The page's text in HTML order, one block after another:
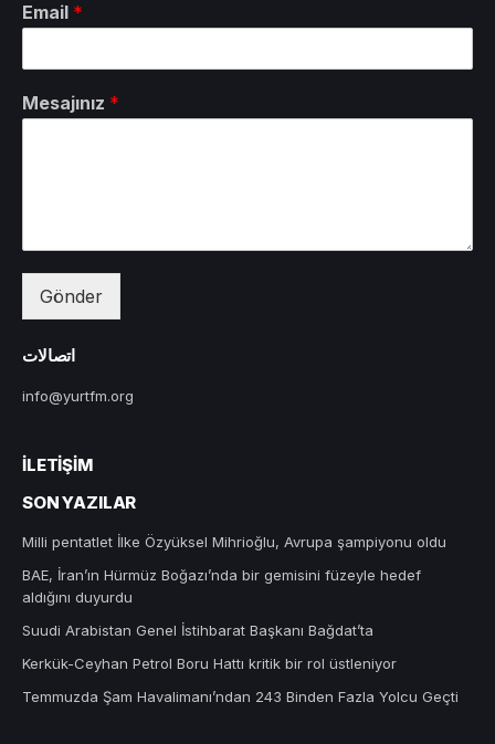
Email *
Mesajınız *
Gönder
اتصالات
info@yurtfm.org
İLETIŞIM
SON YAZILAR
Milli pentatlet İlke Özyüksel Mihrioğlu, Avrupa şampiyonu oldu
BAE, İran’ın Hürmüz Boğazı’nda bir gemisini füzeyle hedef
aldığını duyurdu
Suudi Arabistan Genel İstihbarat Başkanı Bağdat’ta
Kerkük-Ceyhan Petrol Boru Hattı kritik bir rol üstleniyor
Temmuzda Şam Havalimanı’ndan 243 Binden Fazla Yolcu Geçti